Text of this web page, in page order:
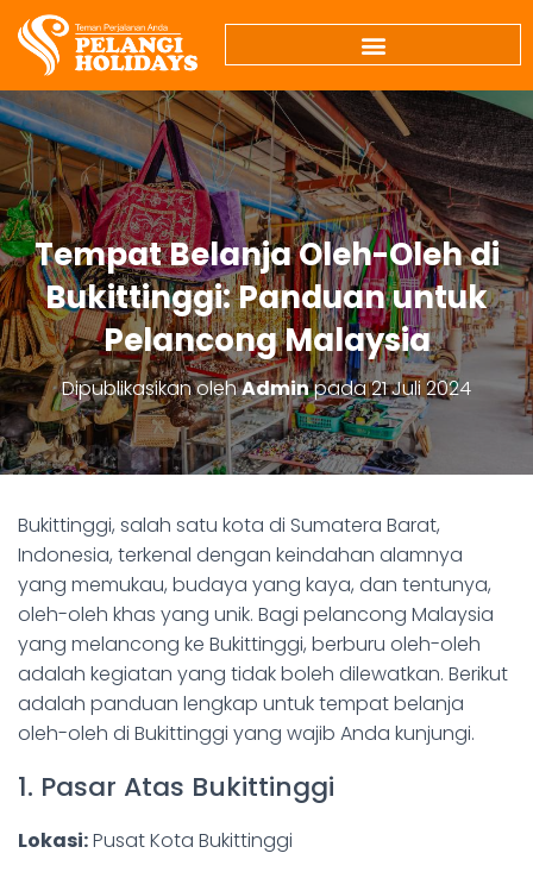
Tempat Belanja Oleh-Oleh di
Bukittinggi: Panduan untuk
Pelancong Malaysia
Dipublikasikan olehAdminpada21 Juli 2024
Bukittinggi, salah satu kota di Sumatera Barat,
Indonesia, terkenal dengan keindahan alamnya
yang memukau, budaya yang kaya, dan tentunya,
oleh-oleh khas yang unik. Bagi pelancong Malaysia
yang melancong ke Bukittinggi, berburu oleh-oleh
adalah kegiatan yang tidak boleh dilewatkan. Berikut
adalah panduan lengkap untuk tempat belanja
oleh-oleh di Bukittinggi yang wajib Anda kunjungi.
1. Pasar Atas Bukittinggi
Lokasi:Pusat Kota Bukittinggi